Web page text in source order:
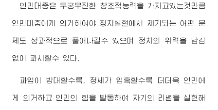
인민대중은 무궁무진한 창조적능력을 가지고있는것만큼
인민대중에게 의거하여야 정치실현에서 제기되는 어떤 문
제도 성과적으로 풀어나갈수 있으며 정치의 위력을 남김
없이 과시할수 있다.
과업이 방대할수록, 정세가 엄혹할수록 더더욱 인민에
게 의거하고 인민의 힘을 발동하여 자기의 리념을 실현해